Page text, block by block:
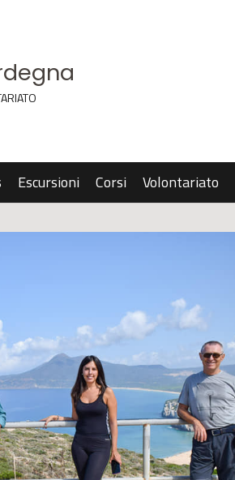
Escursioni Corsi Volontariato